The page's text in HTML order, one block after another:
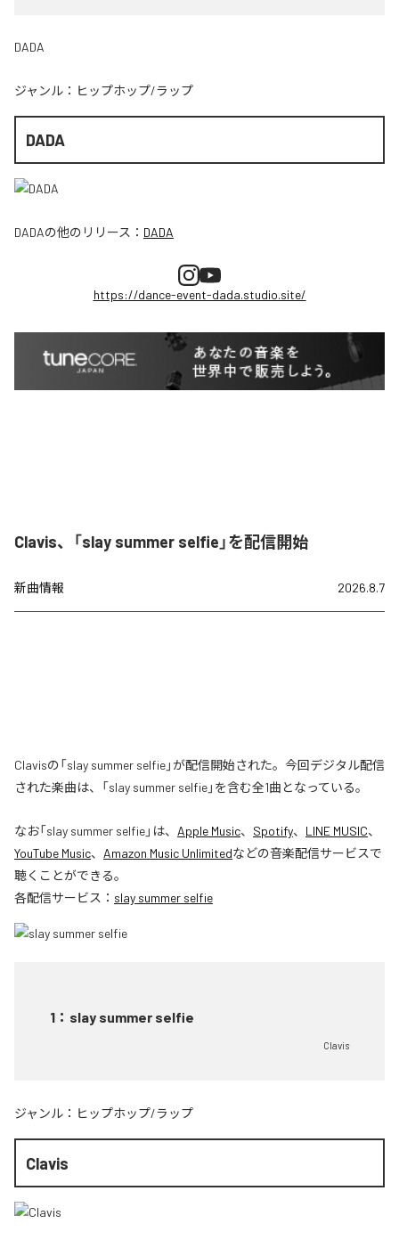
DADA
ジャンル： ヒップホップ/ラップ
DADA
DADAの他のリリース： DADA
https://dance-event-dada.studio.site/
Clavis、「slay summer selfie」を配信開始
新曲情報 2026.8.7
Clavisの「slay summer selfie」が配信開始された。今回デジタル配信
された楽曲は、「slay summer selfie」を含む全1曲となっている。
なお「slay summer selfie」は、 Apple Music、 Spotify、 LINE MUSIC、
YouTube Music、 Amazon Music Unlimitedなどの音楽配信サービスで
聴くことができる。
各配信サービス： slay summer selfie
1 ： slay summer selfie
Clavis
ジャンル： ヒップホップ/ラップ
Clavis